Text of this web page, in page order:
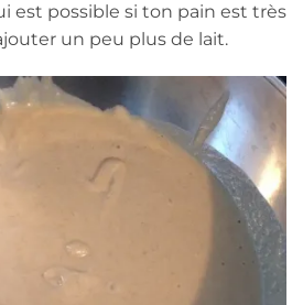
est possible si ton pain est très
un peu plus de lait.